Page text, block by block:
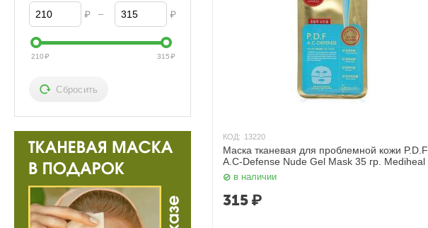
КОД: 13220
Маска тканевая для проблемной кожи P.D.F
A.C-Defense Nude Gel Mask 35 гр. Mediheal
в наличии
315 ₽
₽ – ₽
210₽ 315₽
Сбросить